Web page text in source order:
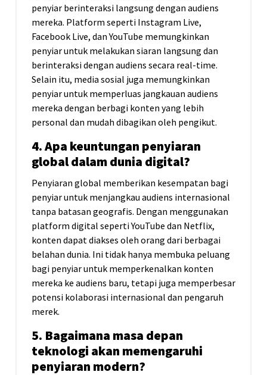
penyiar berinteraksi langsung dengan audiens
mereka. Platform seperti Instagram Live,
Facebook Live, dan YouTube memungkinkan
penyiar untuk melakukan siaran langsung dan
berinteraksi dengan audiens secara real-time.
Selain itu, media sosial juga memungkinkan
penyiar untuk memperluas jangkauan audiens
mereka dengan berbagi konten yang lebih
personal dan mudah dibagikan oleh pengikut.
4. Apa keuntungan penyiaran
global dalam dunia digital?
Penyiaran global memberikan kesempatan bagi
penyiar untuk menjangkau audiens internasional
tanpa batasan geografis. Dengan menggunakan
platform digital seperti YouTube dan Netflix,
konten dapat diakses oleh orang dari berbagai
belahan dunia. Ini tidak hanya membuka peluang
bagi penyiar untuk memperkenalkan konten
mereka ke audiens baru, tetapi juga memperbesar
potensi kolaborasi internasional dan pengaruh
merek.
5. Bagaimana masa depan
teknologi akan memengaruhi
penyiaran modern?